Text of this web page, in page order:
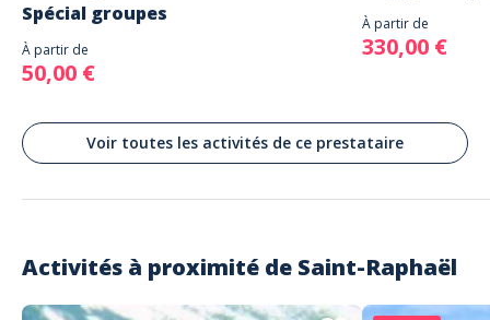
Spécial groupes
À partir de
50,00 €
À partir de
330,00 €
Voir toutes les activités de ce prestataire
Activités à proximité de Saint-Raphaël